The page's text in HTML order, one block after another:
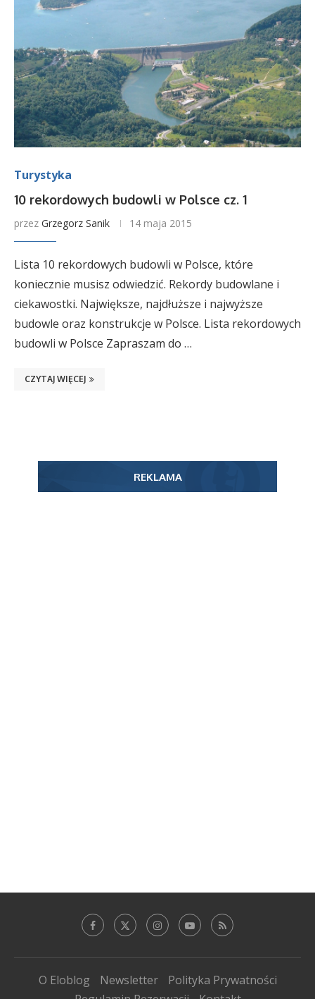
Turystyka
10 rekordowych budowli w Polsce cz. 1
przez Grzegorz Sanik 14 maja 2015
Lista 10 rekordowych budowli w Polsce, które
koniecznie musisz odwiedzić. Rekordy budowlane i
ciekawostki. Największe, najdłuższe i najwyższe
budowle oraz konstrukcje w Polsce. Lista rekordowych
budowli w Polsce Zapraszam do …
CZYTAJ WIĘCEJ
REKLAMA
O Eloblog Newsletter
Polityka Prywatności